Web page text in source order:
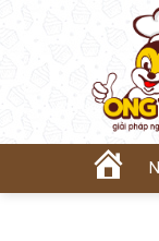
Trang